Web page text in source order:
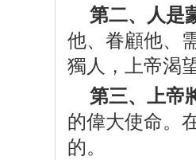
第二、人是
他、眷顧他、
獨人，上帝渴
第三、上帝
的偉大使命。
的。